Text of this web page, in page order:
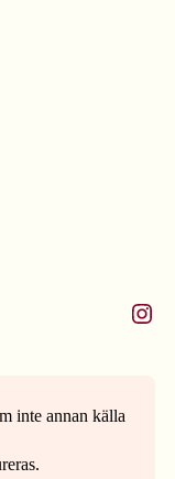
Instagram
inte annan källa